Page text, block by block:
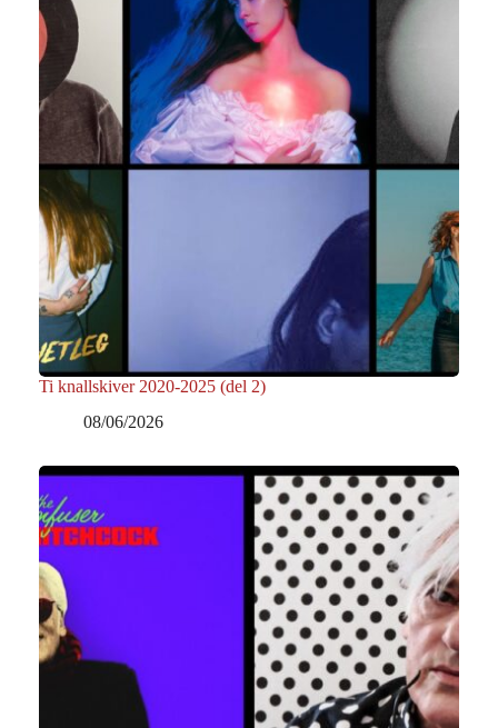
Ti knallskiver 2020-2025 (del 2)
08/06/2026